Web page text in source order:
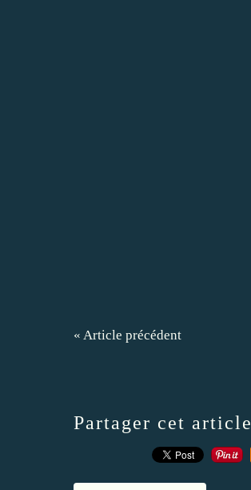
« Article précédent
Partager cet article